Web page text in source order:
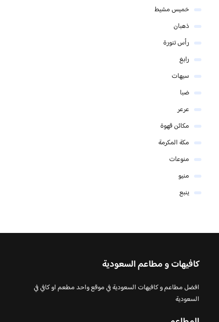
خميس مشيط
ذهبان
رأس تنورة
رابغ
سيهات
ضبا
عرعر
مكائن قهوة
مكة المكرمة
منوعات
منيو
ينبع
كافيهات و مطاعم السعودية
افضل مطاعم و كافيهات السعودية في موقع واحد مطعم او كافي في
السعودية